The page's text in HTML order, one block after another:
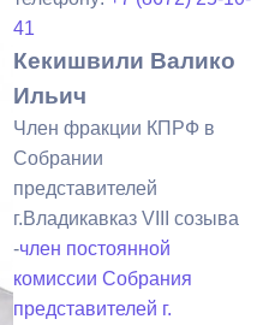
41
Кекишвили Валико
Ильич
Член фракции КПРФ в
Собрании
представителей
г.Владикавказ VIII созыва
-член постоянной
комиссии Собрания
представителей г.